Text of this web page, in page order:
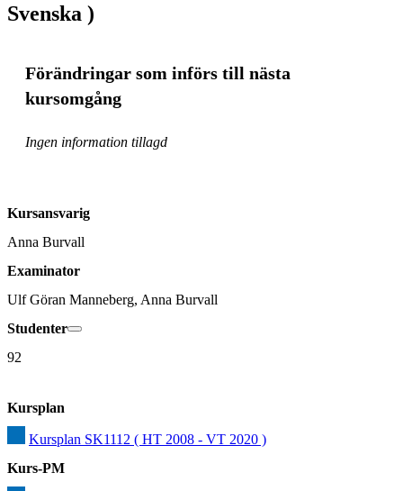
Svenska )
Förändringar som införs till nästa
kursomgång
Ingen information tillagd
Kursansvarig
Anna Burvall
Examinator
Ulf Göran Manneberg, Anna Burvall
Studenter
92
Kursplan
Kursplan SK1112 ( HT 2008 - VT 2020 )
Kurs-PM